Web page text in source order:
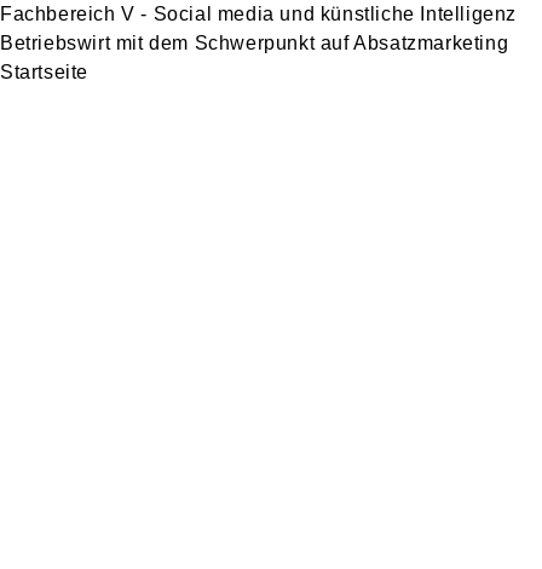
Fachbereich V - Social media und künstliche Intelligenz
Betriebswirt mit dem Schwerpunkt auf Absatzmarketing
Startseite